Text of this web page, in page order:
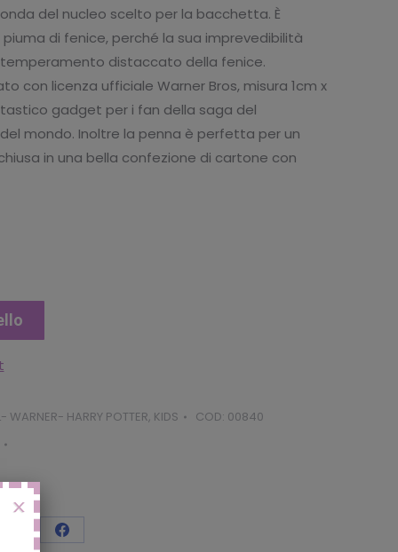
del nucleo scelto per la bacchetta. È
di fenice, perché la sua imprevedibilità
distaccato della fenice.
con licenza ufficiale Warner Bros, misura 1cm x
gadget per i fan della saga del
mondo. Inoltre la penna è perfetta per un
in una bella confezione di cartone con
WARNER- HARRY POTTER, KIDS COD: 00840
CondividiCondividi
X